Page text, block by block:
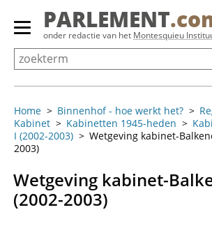
Overslaan
Primair
menu
tonen/verbergen
PARLEMENT
onder redactie van het Montesquieu
Home Binnenhof - hoe werkt het?
Kabinet
Kabinetten 1945-heden
I (2002-2003)
Wetgeving kabinet-
2003)
Wetgeving kabinet-
(2002-2003)